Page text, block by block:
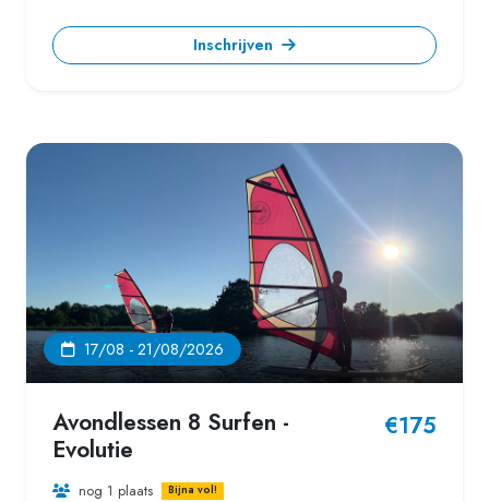
Inschrijven
17/08 - 21/08/2026
Avondlessen 8 Surfen -
Evolutie
€175
nog 1 plaats Bijna vol!